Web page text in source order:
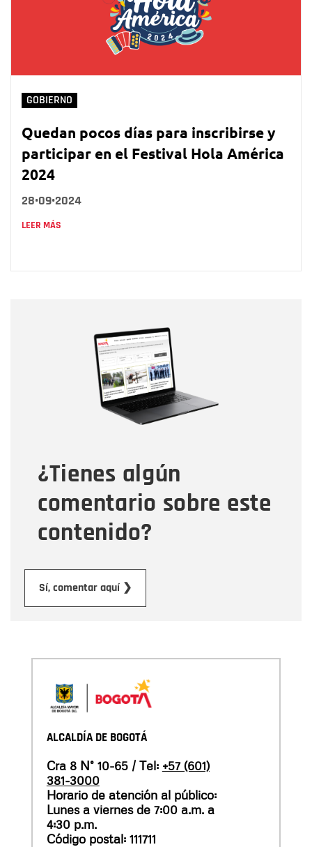
GOBIERNO
Quedan pocos días para inscribirse y
participar en el Festival Hola América
2024
28•09•2024
LEER MÁS
¿Tienes algún
comentario sobre este
contenido?
Sí, comentar aquí ❯
Correo electrónico
Tipo de comentario
Mensaje
ALCALDÍA DE BOGOTÁ
Cra 8 N° 10-65 / Tel: +57 (601)
381-3000
Horario de atención al público:
Lunes a viernes de 7:00 a.m. a
4:30 p.m.
Código postal: 111711